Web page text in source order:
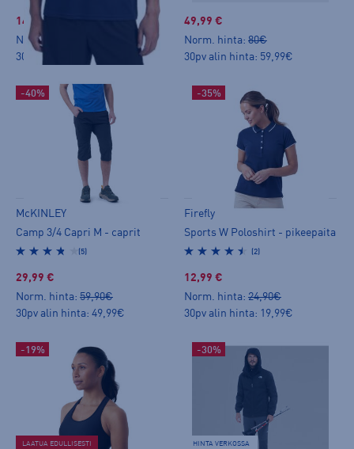
14,99 €
Norm. hinta:
30pv alin hinta: 16,99€
49,99 €
Norm. hinta: 80€
30pv alin hinta: 59,99€
-40%
McKINLEY
Camp 3/4 Capri M - caprit
(5)
29,99 €
Norm. hinta: 59,90€
30pv alin hinta: 49,99€
-35%
Firefly
Sports W Poloshirt - pikeepaita
(2)
12,99 €
Norm. hinta: 24,90€
30pv alin hinta: 19,99€
-19%
LAATUA EDULLISESTI
-30%
HINTA VERKOSSA